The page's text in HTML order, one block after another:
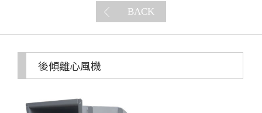
BACK
後傾離心風機